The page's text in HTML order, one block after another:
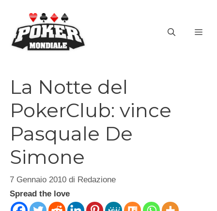
contenuto
La Notte del
PokerClub: vince
Pasquale De
Simone
7 Gennaio 2010 di Redazione
Spread the love